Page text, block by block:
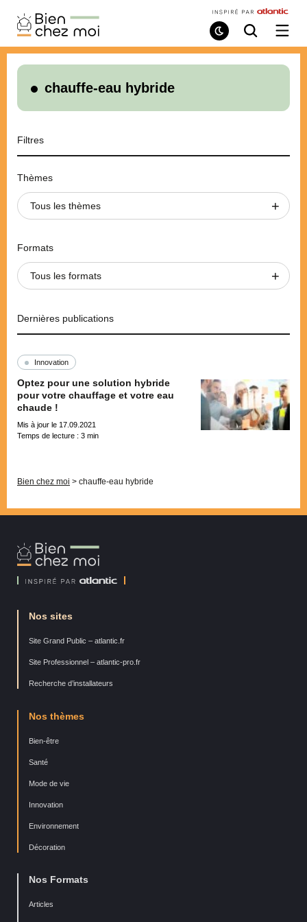
Bien
Chez
Moi
Mode
de
Recherche
/
le
chauffe-eau hybride
Filtres
Thèmes
Tous les thèmes
Formats
Tous les formats
Dernières publications
Innovation
Optez pour une solution hybride
pour votre chauffage et votre eau
chaude !
Mis à jour le 17.09.2021
Temps de lecture : 3 min
Bien chez moi > chauffe-eau hybride
Bien
Chez
Nos sites
Site Grand Public – atlantic.fr
Site Professionnel – atlantic-pro.fr
Recherche d’installateurs
Nos thèmes
Bien-être
Santé
Mode de vie
Innovation
Environnement
Décoration
Nos Formats
Articles